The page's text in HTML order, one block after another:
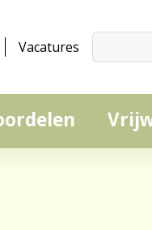
Vacatures